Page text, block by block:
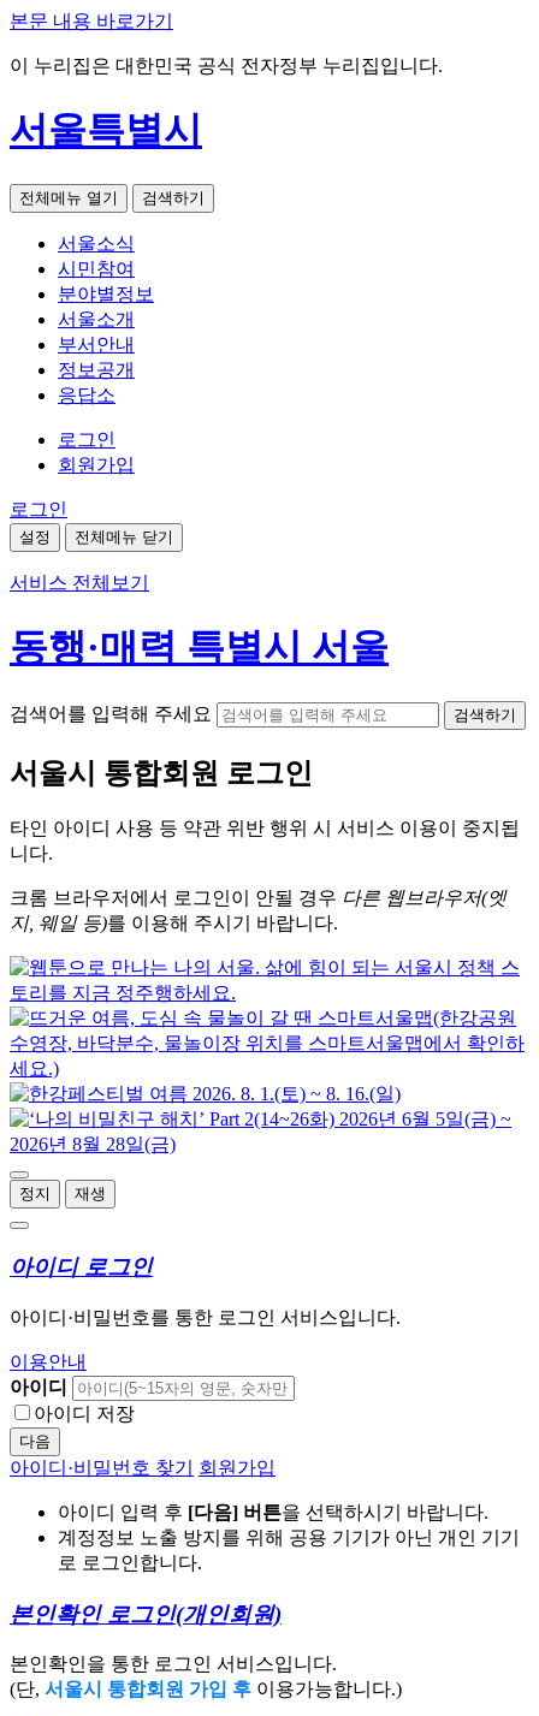
본문 내용 바로가기
이 누리집은 대한민국 공식 전자정부 누리집입니다.
서울특별시
전체메뉴 열기 검색하기
서울소식
시민참여
분야별정보
서울소개
부서안내
정보공개
응답소
로그인
회원가입
로그인
설정 전체메뉴 닫기
서비스 전체보기
동행·매력 특별시 서울
검색어를 입력해 주세요 검색하기
서울시 통합회원 로그인
타인 아이디 사용 등 약관 위반 행위 시 서비스 이용이 중지됩
니다.
크롬 브라우저에서 로그인이 안될 경우 다른 웹브라우저(엣
지, 웨일 등)를 이용해 주시기 바랍니다.
정지 재생
아이디 로그인
아이디·비밀번호를 통한 로그인 서비스입니다.
이용안내
아이디
아이디 저장
다음
아이디·비밀번호 찾기 회원가입
아이디 입력 후 [다음] 버튼을 선택하시기 바랍니다.
계정정보 노출 방지를 위해 공용 기기가 아닌 개인 기기
로 로그인합니다.
본인확인 로그인(개인회원)
본인확인을 통한 로그인 서비스입니다.
(단, 서울시 통합회원 가입 후 이용가능합니다.)